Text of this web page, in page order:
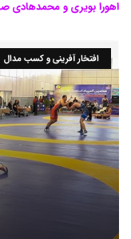
اهورا بویری و محمدهادی
افتخار آفرینی و کسب مدال